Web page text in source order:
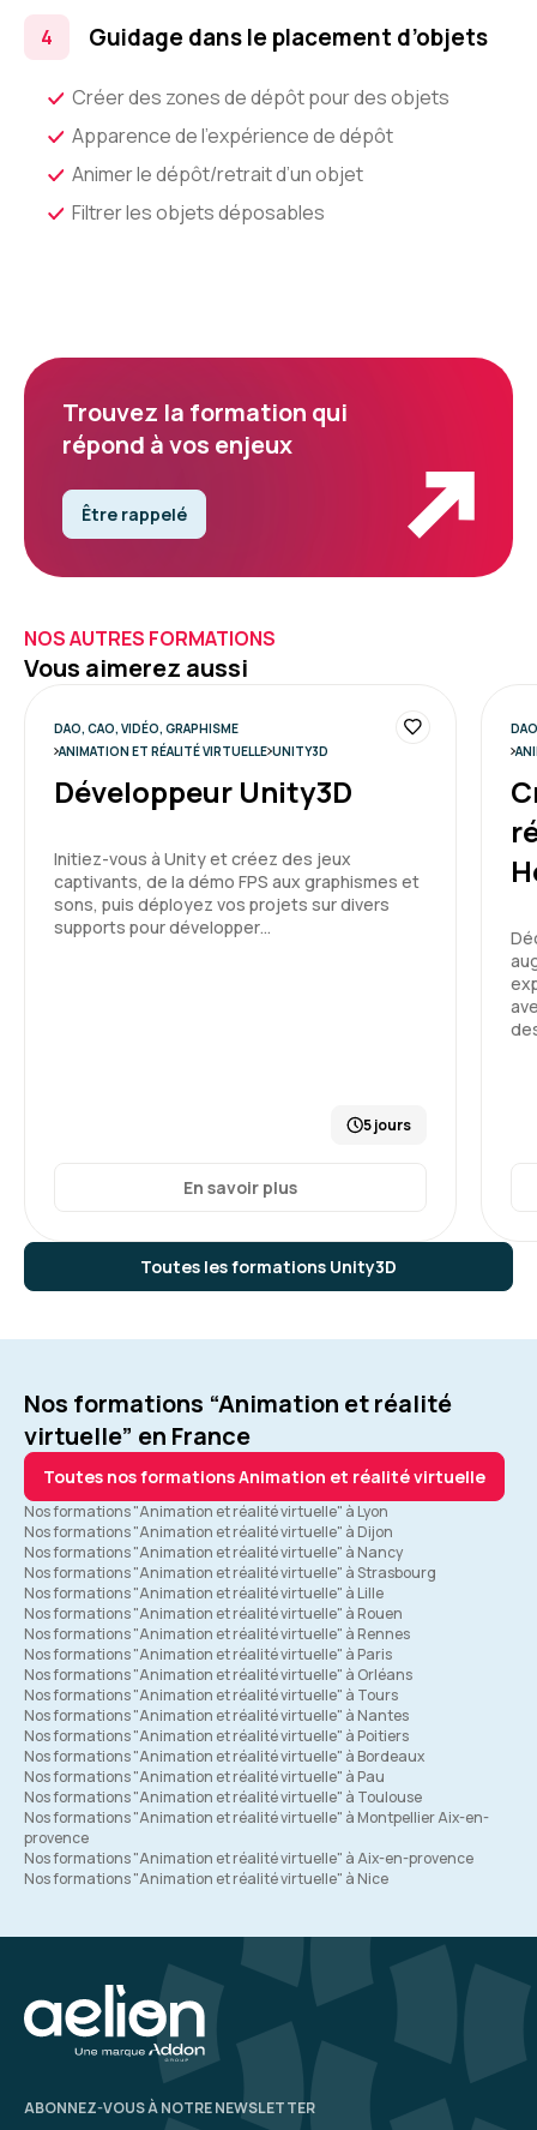
Guidage dans le placement d’objets
Créer des zones de dépôt pour des objets
Apparence de l’expérience de dépôt
Animer le dépôt/retrait d’un objet
Filtrer les objets déposables
Trouvez la formation qui
répond à vos enjeux
Être rappelé
NOS AUTRES FORMATIONS
Vous aimerez aussi
Toutes les formations Unity3D
DAO, CAO, VIDÉO, GRAPHISME
ANIMATION ET RÉALITÉ VIRTUELLE UNITY3D
Développeur Unity3D
Initiez-vous à Unity et créez des jeux
captivants, de la démo FPS aux graphismes et
sons, puis déployez vos projets sur divers
supports pour développer…
5 jours
En savoir plus
Nos formations “Animation et réalité
virtuelle” en France
Toutes nos formations Animation et réalité virtuelle
Nos formations "Animation et réalité virtuelle" à Lyon
Nos formations "Animation et réalité virtuelle" à Dijon
Nos formations "Animation et réalité virtuelle" à Nancy
Nos formations "Animation et réalité virtuelle" à Strasbourg
Nos formations "Animation et réalité virtuelle" à Lille
Nos formations "Animation et réalité virtuelle" à Rouen
Nos formations "Animation et réalité virtuelle" à Rennes
Nos formations "Animation et réalité virtuelle" à Paris
Nos formations "Animation et réalité virtuelle" à Orléans
Nos formations "Animation et réalité virtuelle" à Tours
Nos formations "Animation et réalité virtuelle" à Nantes
Nos formations "Animation et réalité virtuelle" à Poitiers
Nos formations "Animation et réalité virtuelle" à Bordeaux
Nos formations "Animation et réalité virtuelle" à Pau
Nos formations "Animation et réalité virtuelle" à Toulouse
Nos formations "Animation et réalité virtuelle" à Montpellier Aix-en-
provence
Nos formations "Animation et réalité virtuelle" à Aix-en-provence
Nos formations "Animation et réalité virtuelle" à Nice
ABONNEZ-VOUS À NOTRE NEWSLETTER